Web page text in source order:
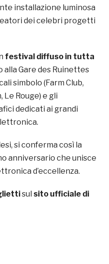
installazione luminosa
dei celebri progetti
festival diffuso in tutta
alla Gare des Ruinettes
simbolo (Farm Club,
Le Rouge) e gli
dedicati ai grandi
si conferma così la
anniversario che unisce
d’eccellenza.
sul sito ufficiale di